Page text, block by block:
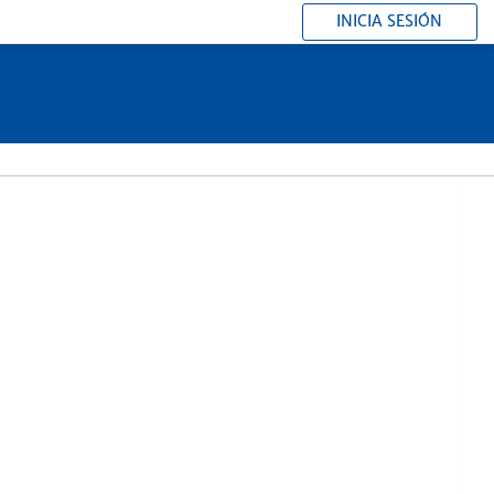
INICIA SESIÓN